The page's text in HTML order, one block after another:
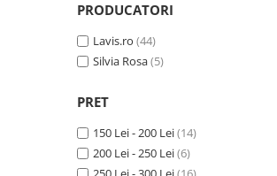
PRODUCATORI
Lavis.ro (44)
Silvia Rosa(5)
PRET
150 Lei - 200 Lei(14)
200 Lei - 250 Lei(6)